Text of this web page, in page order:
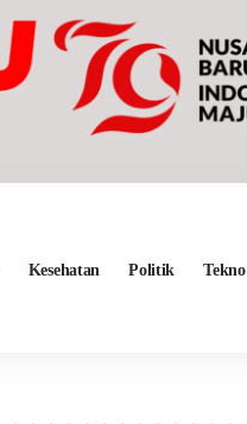
Kesehatan Politik Tekno